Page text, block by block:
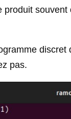
produit
pas.